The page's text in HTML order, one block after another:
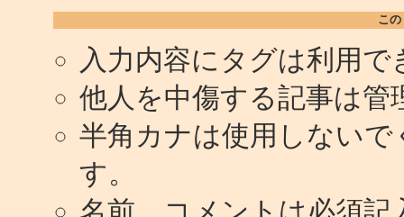
こ
入力内容にタグは利用で
他人を中傷する記事は
半角カナは使用しない
す。